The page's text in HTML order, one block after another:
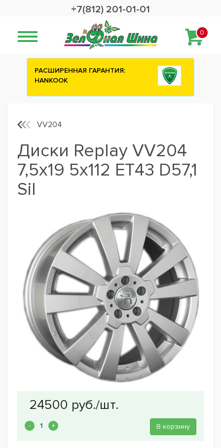
+7(812) 201-01-01
0
Сashback 2500 рублей на зимние
VV204
Диски Replay VV204
7,5x19 5x112 ET43 D57,1
Sil
В корзину